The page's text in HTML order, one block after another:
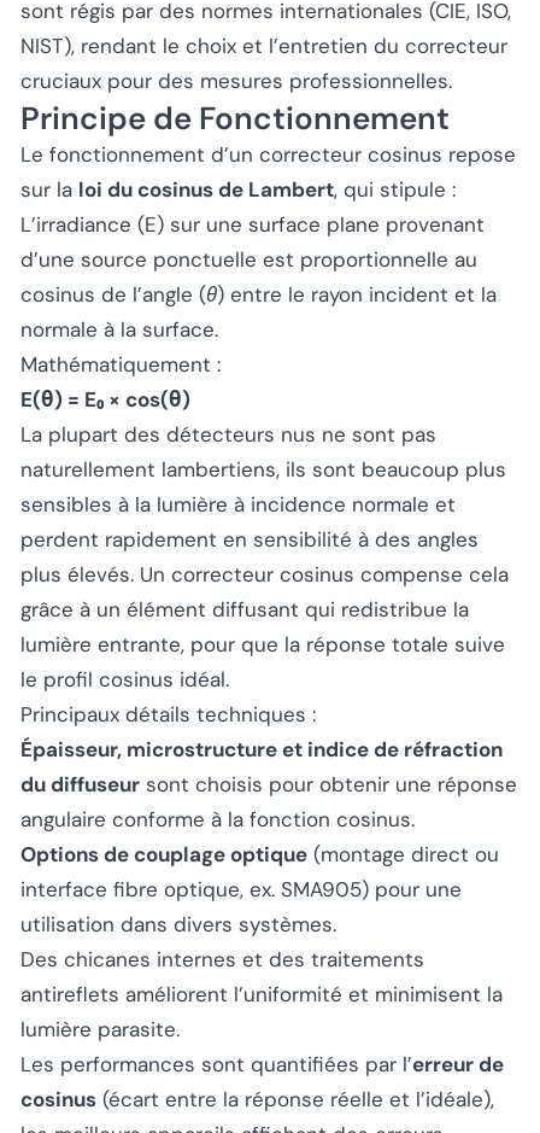
sont régis par des normes internationales (CIE, ISO,
NIST), rendant le choix et l’entretien du correcteur
cruciaux pour des mesures professionnelles.
Principe de Fonctionnement
Le fonctionnement d’un correcteur cosinus repose
sur la loi du cosinus de Lambert, qui stipule :
L’irradiance (E) sur une surface plane provenant
d’une source ponctuelle est proportionnelle au
cosinus de l’angle (θ) entre le rayon incident et la
normale à la surface.
Mathématiquement :
E(θ) = E₀ × cos(θ)
La plupart des détecteurs nus ne sont pas
naturellement lambertiens, ils sont beaucoup plus
sensibles à la lumière à incidence normale et
perdent rapidement en sensibilité à des angles
plus élevés. Un correcteur cosinus compense cela
grâce à un élément diffusant qui redistribue la
lumière entrante, pour que la réponse totale suive
le profil cosinus idéal.
Principaux détails techniques :
Épaisseur, microstructure et indice de réfraction
du diffuseur sont choisis pour obtenir une réponse
angulaire conforme à la fonction cosinus.
Options de couplage optique (montage direct ou
interface fibre optique, ex. SMA905) pour une
utilisation dans divers systèmes.
Des chicanes internes et des traitements
antireflets améliorent l’uniformité et minimisent la
lumière parasite.
Les performances sont quantifiées par l’erreur de
cosinus (écart entre la réponse réelle et l’idéale),